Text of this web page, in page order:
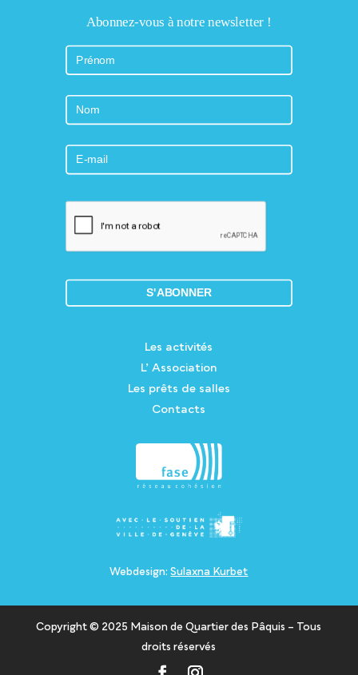
Abonnez-vous à notre newsletter !
Les activités
L’ Association
Les prêts de salles
Contacts
Webdesign:Sulaxna Kurbet
Copyright © 2025 Maison de Quartier des Pâquis – Tous
droits réservés